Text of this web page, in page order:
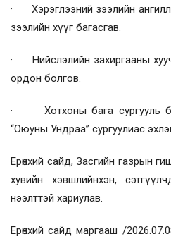
· Хэрэглээний зээлийн
зээлийн хүүг багасгав.
· Нийслэлийн захиргааны
ордон болгов.
· Хотхоны бага сургууль
“Оюуны Ундраа” сургуулиас
Ерөнхий сайд, Засгийн газрын
хувийн хэвшлийнхэн,
нээлттэй хариулав.
Ерөнхий сайд маргааш /